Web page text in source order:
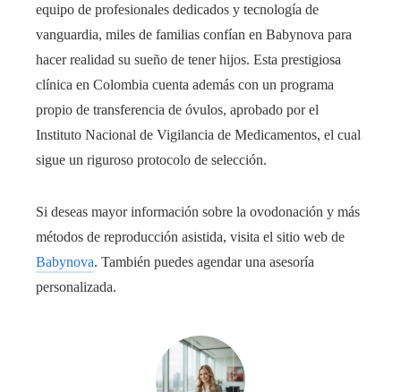
equipo de profesionales dedicados y tecnología de
vanguardia, miles de familias confían en Babynova para
hacer realidad su sueño de tener hijos. Esta prestigiosa
clínica en Colombia cuenta además con un programa
propio de transferencia de óvulos, aprobado por el
Instituto Nacional de Vigilancia de Medicamentos, el cual
sigue un riguroso protocolo de selección.
Si deseas mayor información sobre la ovodonación y más
métodos de reproducción asistida, visita el sitio web de
Babynova. También puedes agendar una asesoría
personalizada.